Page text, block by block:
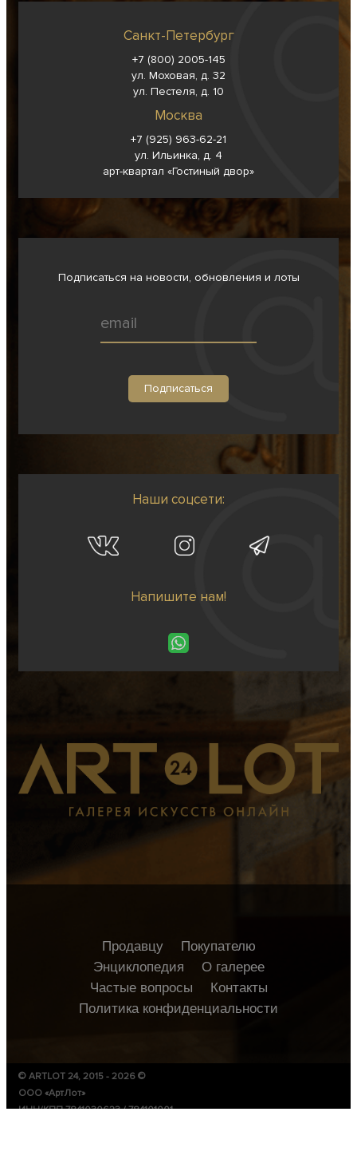
Санкт-Петербург
+7 (800) 2005-145
ул. Моховая, д. 32
ул. Пестеля, д. 10
Москва
+7 (925) 963-62-21
ул. Ильинка, д. 4
арт-квартал «Гостиный двор»
Подписаться на новости, обновления и лоты
Наши соцсети:
Напишите нам!
Продавцу
Покупателю
Энциклопедия
О галерее
Частые вопросы
Контакты
Политика конфиденциальности
© ARTLOT 24, 2015 - 2026 ©
ООО «АртЛот»
ИНН/КПП 7841030623 / 784101001